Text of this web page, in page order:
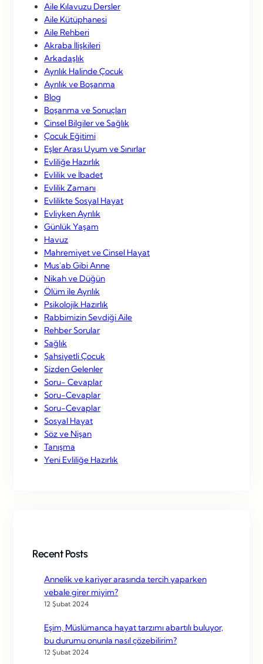
Aile Kılavuzu Dersler
Aile Kütüphanesi
Aile Rehberi
Akraba İlişkileri
Arkadaşlık
Ayrılık Halinde Çocuk
Ayrılık ve Boşanma
Blog
Boşanma ve Sonuçları
Cinsel Bilgiler ve Sağlık
Çocuk Eğitimi
Eşler Arası Uyum ve Sınırlar
Evliliğe Hazırlık
Evlilik ve İbadet
Evlilik Zamanı
Evlilikte Sosyal Hayat
Evliyken Ayrılık
Günlük Yaşam
Havuz
Mahremiyet ve Cinsel Hayat
Mus'ab Gibi Anne
Nikah ve Düğün
Ölüm ile Ayrılık
Psikolojik Hazırlık
Rabbimizin Sevdiği Aile
Rehber Sorular
Sağlık
Şahsiyetli Çocuk
Sizden Gelenler
Soru- Cevaplar
Soru-Cevaplar
Soru-Cevaplar
Sosyal Hayat
Söz ve Nişan
Tanışma
Yeni Evliliğe Hazırlık
Recent Posts
Annelik ve kariyer arasında tercih yaparken
vebale girer miyim?
12 Şubat 2024
Eşim, Müslümanca hayat tarzımı abartılı buluyor,
bu durumu onunla nasıl çözebilirim?
12 Şubat 2024